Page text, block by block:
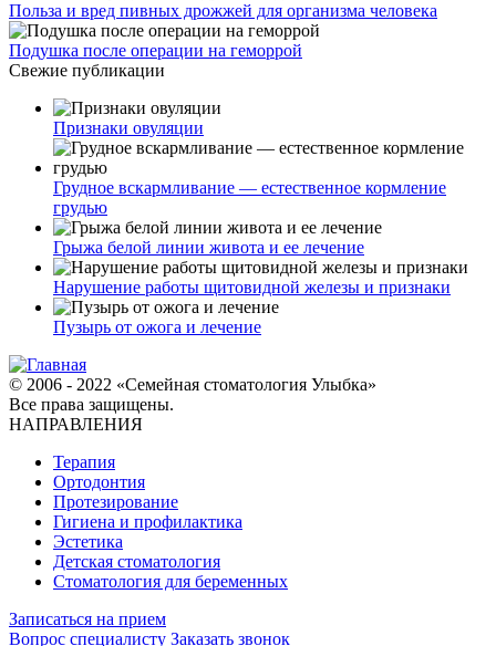
Польза и вред пивных дрожжей для организма человека
Подушка после операции на геморрой
Свежие публикации
Признаки овуляции
Грудное вскармливание — естественное кормление
грудью
Грыжа белой линии живота и ее лечение
Нарушение работы щитовидной железы и признаки
Пузырь от ожога и лечение
© 2006 - 2022 «Семейная стоматология Улыбка»
Все права защищены.
НАПРАВЛЕНИЯ
Терапия
Ортодонтия
Протезирование
Гигиена и профилактика
Эстетика
Детская стоматология
Стоматология для беременных
Записаться на прием
Вопрос специалисту Заказать звонок